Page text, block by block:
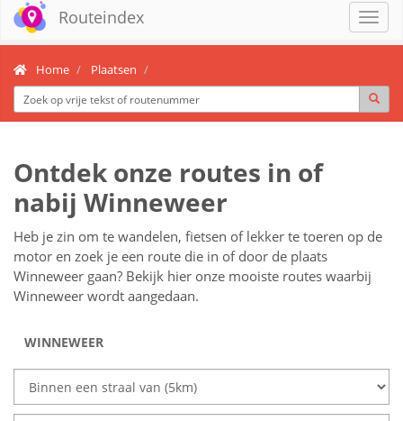
Routeindex
Home Plaatsen
Ontdek onze routes in of
nabij Winneweer
Heb je zin om te wandelen, fietsen of lekker te toeren op de
motor en zoek je een route die in of door de plaats
Winneweer gaan? Bekijk hier onze mooiste routes waarbij
Winneweer wordt aangedaan.